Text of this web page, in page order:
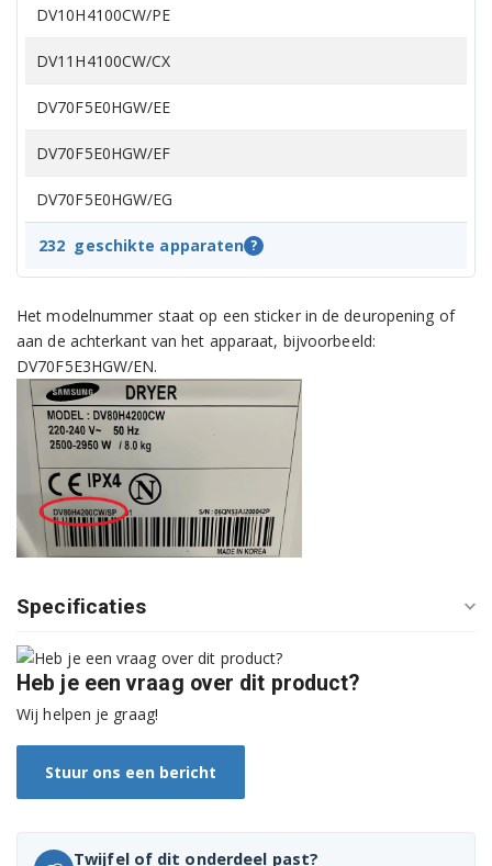
DV10H4100CW/PE
DV11H4100CW/CX
DV70F5E0HGW/EE
DV70F5E0HGW/EF
DV70F5E0HGW/EG
DV70F5E0HGW/EN
DV70F5E0HGW/WS
DV70F5E2HGW/EN
DV70F5E2HGW/ET
DV70H4300CW/EE
DV70H4300CW/EF
DV70H4400CW/EE
DV70H4400CW/EF
DV70H4400CW/KJ
DV70H4400CW/YL
DV70M5020IW/LE
232 geschikte apparaten ?
Het modelnummer staat op een sticker in de deuropening of
aan de achterkant van het apparaat, bijvoorbeeld:
DV70F5E3HGW/EN.
Specificaties
Heb je een vraag over dit product?
Wij helpen je graag!
Stuur ons een bericht
Twijfel of dit onderdeel past?